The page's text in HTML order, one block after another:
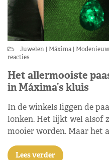
Juwelen Máxima
reacties
Het allermooiste
in Máxima’s kluis
In de winkels liggen de
lonken. Het lijkt wel alsof
mooier worden. Maar het
Lees verder